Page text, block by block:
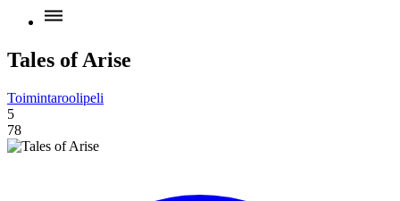
Tales of Arise
Toimintaroolipeli
5
78